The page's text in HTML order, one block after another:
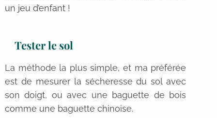
un jeu d’enfant !
Tester le sol
La méthode la plus simple, et ma préférée
est de mesurer la sécheresse du sol avec
son doigt, ou avec une baguette de bois
comme une baguette chinoise.